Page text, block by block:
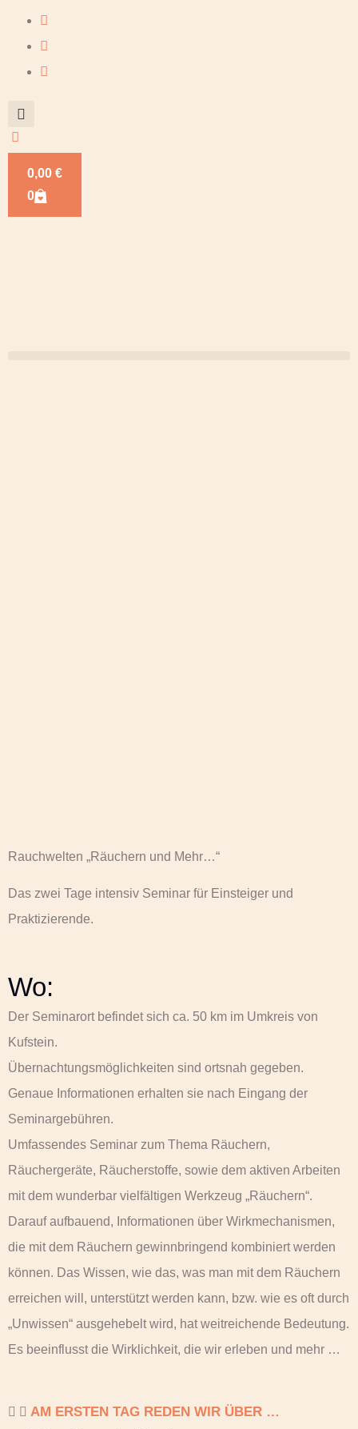
0,00 €
0
Rauchwelten „Räuchern und Mehr…“
Das zwei Tage intensiv Seminar für Einsteiger und
Praktizierende.
Wo:
Der Seminarort befindet sich ca. 50 km im Umkreis von
Kufstein.
Übernachtungsmöglichkeiten sind ortsnah gegeben.
Genaue Informationen erhalten sie nach Eingang der
Seminargebühren.
Umfassendes Seminar zum Thema Räuchern,
Räuchergeräte, Räucherstoffe, sowie dem aktiven Arbeiten
mit dem wunderbar vielfältigen Werkzeug „Räuchern“.
Darauf aufbauend, Informationen über Wirkmechanismen,
die mit dem Räuchern gewinnbringend kombiniert werden
können. Das Wissen, wie das, was man mit dem Räuchern
erreichen will, unterstützt werden kann, bzw. wie es oft durch
„Unwissen“ ausgehebelt wird, hat weitreichende Bedeutung.
Es beeinflusst die Wirklichkeit, die wir erleben und mehr …
AM ERSTEN TAG REDEN WIR ÜBER …